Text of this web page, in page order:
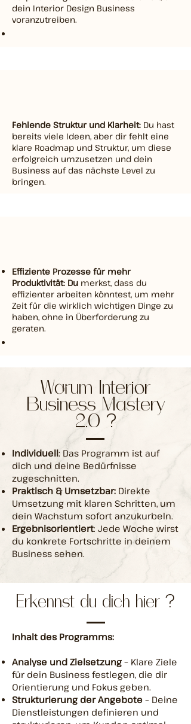
dein Interior Design Business
voranzutreiben.
Fehlende Struktur und Klarheit: Du hast
bereits viele Ideen, aber dir fehlt eine
klare Roadmap und Struktur, um diese
erfolgreich umzusetzen und dein
Business auf das nächste Level zu
bringen.
Effiziente Prozesse für mehr
Produktivität: Du merkst, dass du
effizienter arbeiten könntest, um mehr
Zeit für die wirklich wichtigen Dinge zu
haben, ohne in Überforderung zu
geraten.
Warum Interior
Business Mastery
2.0 ?
Individuell: Das Programm ist auf
dich und deine Bedürfnisse
zugeschnitten.
Praktisch & Umsetzbar: Direkte
Umsetzung mit klaren Schritten, um
dein Wachstum sofort anzukurbeln.
Ergebnisorientiert: Jede Woche wirst
du konkrete Fortschritte in deinem
Business sehen.
Erkennst du dich hier ?
Inhalt des Programms:
Analyse und Zielsetzung – Klare Ziele
für dein Business festlegen, die dir
Orientierung und Fokus geben.
Strukturierung der Angebote – Deine
Dienstleistungen definieren und